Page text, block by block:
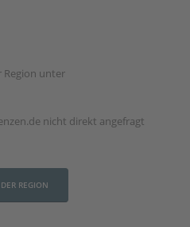
unter
nicht direkt angefragt
REGION